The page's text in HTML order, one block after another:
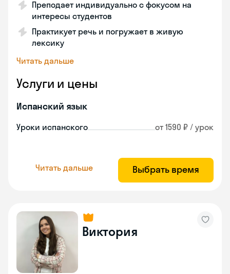
Преподает индивидуально с фокусом на
интересы студентов
Практикует речь и погружает в живую
лексику
Читать дальше
Услуги и цены
Испанский язык
Уроки испанского от 1590 ₽ / урок
Читать дальше Выбрать время
Виктория